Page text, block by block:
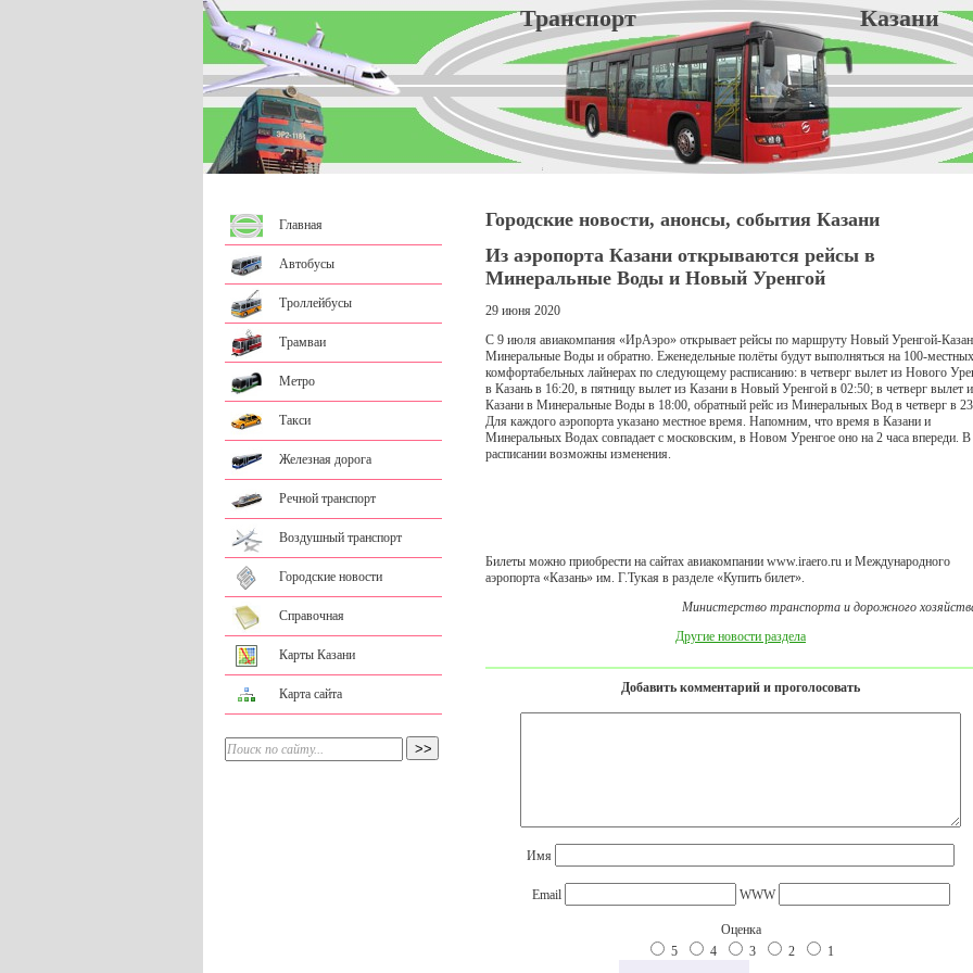
Транспорт Казани
Главная
Автобусы
Троллейбусы
Трамваи
Метро
Такси
Железная дорога
Речной транспорт
Воздушный транспорт
Городские новости
Справочная
Карты Казани
Карта сайта
Городские новости, анонсы, события Казани
Из аэропорта Казани открываются рейсы в
Минеральные Воды и Новый Уренгой
29 июня 2020
С 9 июля авиакомпания «ИрАэро» открывает рейсы по маршруту Новый Уренгой-
Минеральные Воды и обратно. Еженедельные полёты будут выполняться на 100-местных
комфортабельных лайнерах по следующему расписанию: в четверг вылет из Нового
в Казань в 16:20, в пятницу вылет из Казани в Новый Уренгой в 02:50; в четверг вылет
Казани в Минеральные Воды в 18:00, обратный рейс из Минеральных Вод в четверг в
Для каждого аэропорта указано местное время. Напомним, что время в Казани и
Минеральных Водах совпадает с московским, в Новом Уренгое оно на 2 часа впереди. В
расписании возможны изменения.
Билеты можно приобрести на сайтах авиакомпании www.iraero.ru и Международного
аэропорта «Казань» им. Г.Тукая в разделе «Купить билет».
Министерство транспорта и дорожного
Другие новости раздела
Добавить комментарий и проголосовать
Имя
Email WWW
Оценка
5
4 3 2 1